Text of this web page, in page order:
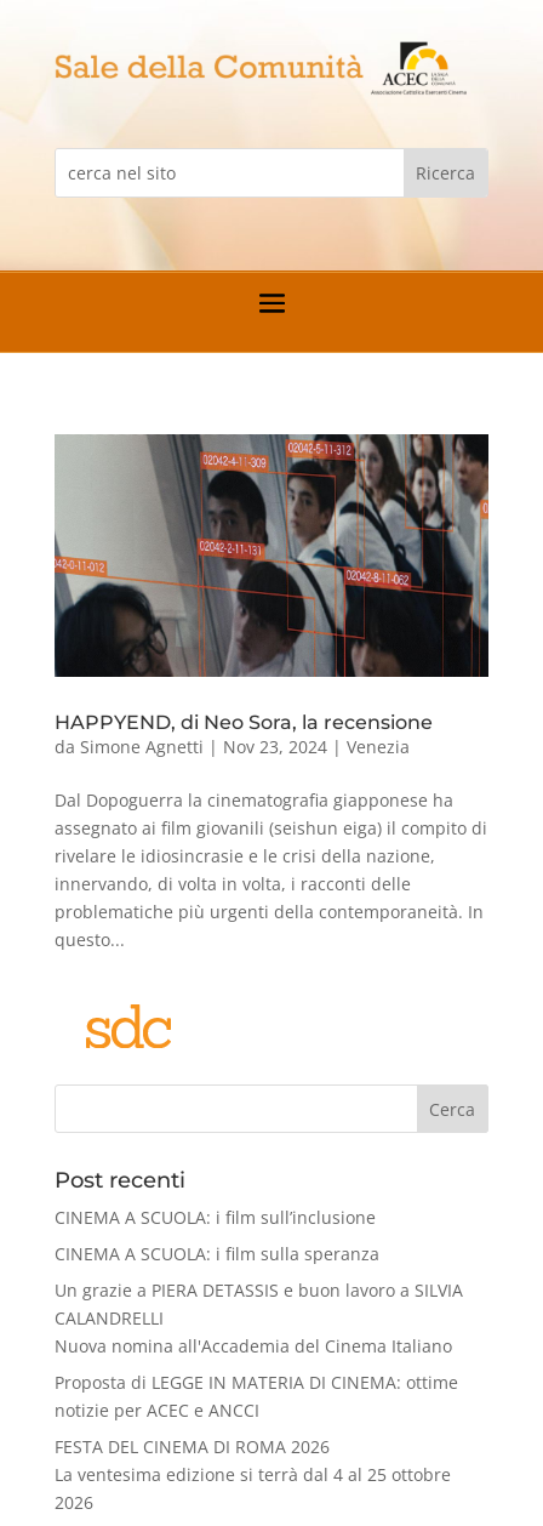
HAPPYEND, di Neo Sora, la recensione
da Simone Agnetti | Nov 23, 2024| Venezia
Dal Dopoguerra la cinematografia giapponese ha
assegnato ai film giovanili (seishun eiga) il compito di
rivelare le idiosincrasie e le crisi della nazione,
innervando, di volta in volta, i racconti delle
problematiche più urgenti della contemporaneità. In
questo...
Cerca
Post recenti
CINEMA A SCUOLA: i film sull’inclusione
CINEMA A SCUOLA: i film sulla speranza
Un grazie a PIERA DETASSIS e buon lavoro a SILVIA
CALANDRELLI
Nuova nomina all'Accademia del Cinema Italiano
Proposta di LEGGE IN MATERIA DI CINEMA: ottime
notizie per ACEC e ANCCI
FESTA DEL CINEMA DI ROMA 2026
La ventesima edizione si terrà dal 4 al 25 ottobre
2026